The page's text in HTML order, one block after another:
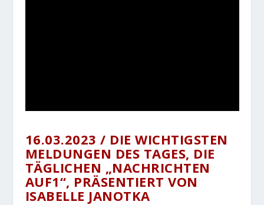
16.03.2023 / DIE WICHTIGSTEN
MELDUNGEN DES TAGES, DIE
TÄGLICHEN „NACHRICHTEN
AUF1“, PRÄSENTIERT VON
ISABELLE JANOTKA